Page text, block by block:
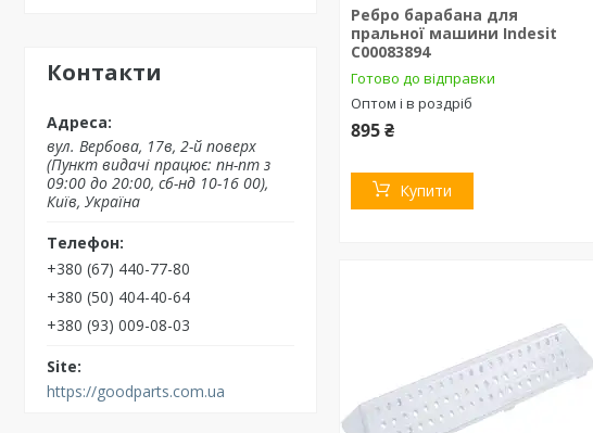
Контакти
вул. Вербова, 17в, 2-й поверх
(Пункт видачі працює: пн-пт з
09:00 до 20:00, сб-нд 10-16 00),
Київ, Україна
+380 (67) 440-77-80
+380 (50) 404-40-64
+380 (93) 009-08-03
https://goodparts.com.ua
Ребро барабана для
пральної машини Indesit
C00083894
Готово до відправки
Оптом і в роздріб
895 ₴
Купити